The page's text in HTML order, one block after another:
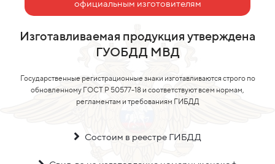
официальным изготовителям
Изготавливаемая продукция утверждена
ГУОБДД МВД
Государственные регистрационные знаки изготавливаются строго по
обновленному ГОСТ Р 50577-18 и соответствуют всем нормам,
регламентам и требованиям ГИБДД
Состоим в реестре ГИБДД